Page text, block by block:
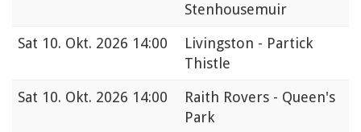
Stenhousemuir
Sat 10. Okt. 2026 14:00
Livingston - Partick
Thistle
Sat 10. Okt. 2026 14:00
Raith Rovers - Queen's
Park